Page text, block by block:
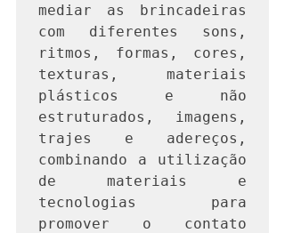
mediar as brincadeiras
com diferentes sons,
ritmos, formas, cores,
texturas, materiais
plásticos e não
estruturados, imagens,
trajes e adereços,
combinando a utilização
de materiais e
tecnologias para
promover o contato